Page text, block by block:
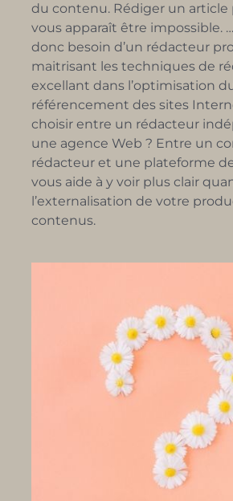
du contenu. Rédiger un article
vous apparaît être impossible.
donc besoin d’un rédacteur
maitrisant les techniques de
excellant dans l’optimisation
référencement des sites
choisir entre un rédacteur
une agence Web ? Entre un
rédacteur et une plateforme
vous aide à y voir plus clair
l’externalisation de votre
contenus.